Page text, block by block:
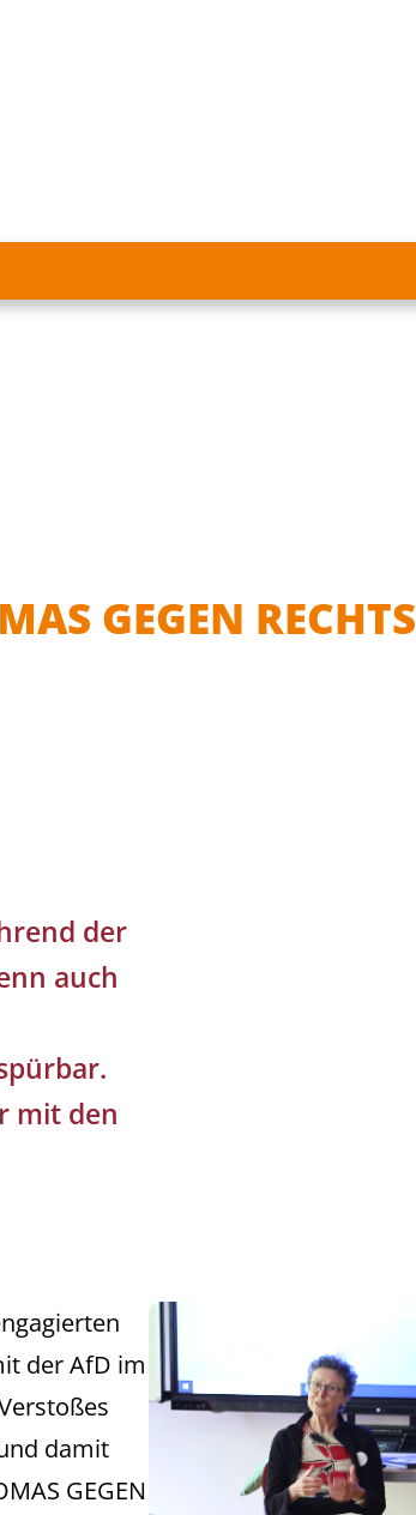
GEGEN RECHTS
der
auch
mit den
der AfD im
damit
GEGEN